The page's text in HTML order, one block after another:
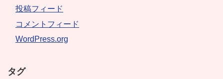
投稿フィード
コメントフィード
WordPress.org
タグ